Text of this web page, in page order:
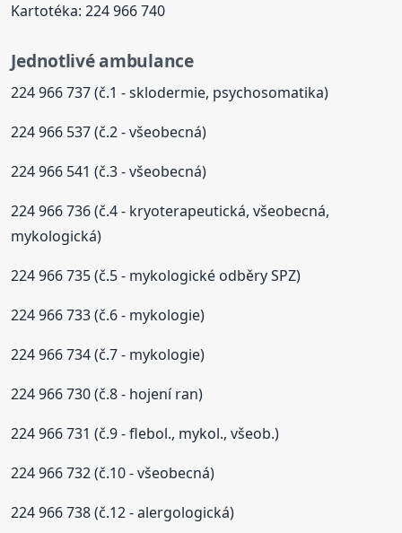
Kartotéka: 224 966 740
Jednotlivé ambulance
224 966 737 (č.1 - sklodermie, psychosomatika)
224 966 537 (č.2 - všeobecná)
224 966 541 (č.3 - všeobecná)
224 966 736 (č.4 - kryoterapeutická, všeobecná,
mykologická)
224 966 735 (č.5 - mykologické odběry SPZ)
224 966 733 (č.6 - mykologie)
224 966 734 (č.7 - mykologie)
224 966 730 (č.8 - hojení ran)
224 966 731 (č.9 - flebol., mykol., všeob.)
224 966 732 (č.10 - všeobecná)
224 966 738 (č.12 - alergologická)